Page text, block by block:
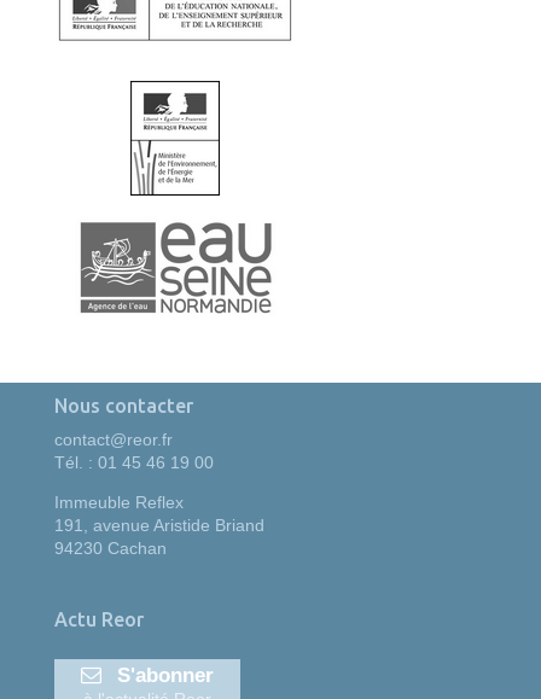
Nous contacter
contact@reor.fr
Tél. : 01 45 46 19 00
Immeuble Reflex
191, avenue Aristide Briand
94230 Cachan
Actu Reor
S'abonner